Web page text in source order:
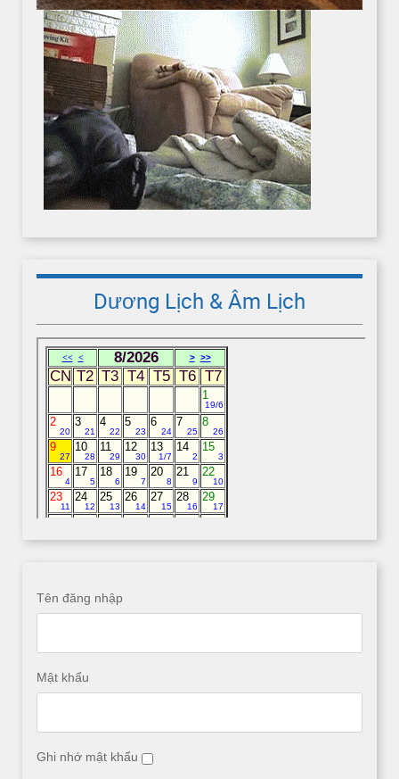
Dương Lịch & Âm Lịch
Tên đăng nhập
Mật khẩu
Ghi nhớ mật khẩu